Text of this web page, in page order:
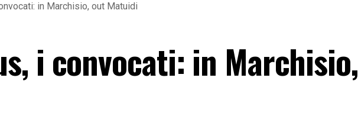
in Marchisio, out Matuidi
i convocati: in Marchisio,